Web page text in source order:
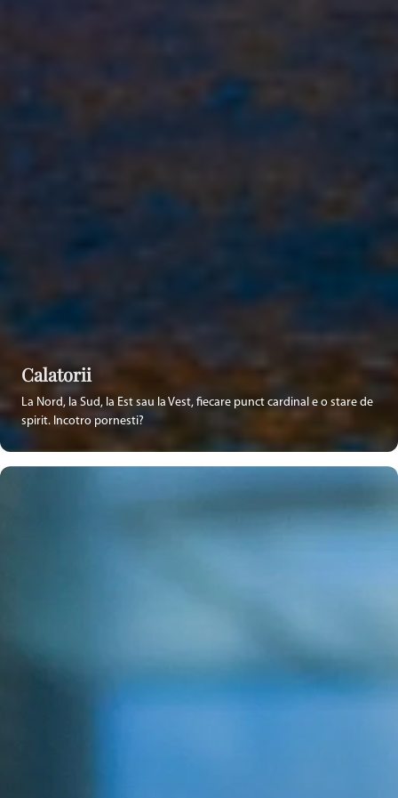
Calatorii
La Nord, la Sud, la Est sau la Vest, fiecare punct cardinal e o stare de
spirit. Incotro pornesti?